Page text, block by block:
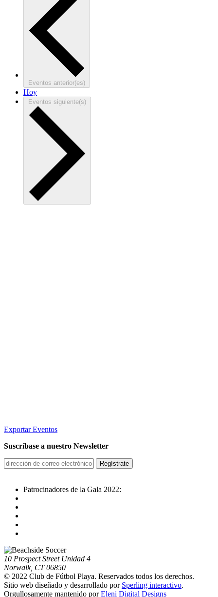
Eventos anterior(es)
Hoy
Eventos siguiente(s)
Exportar Eventos
Suscríbase a nuestro Newsletter
Patrocinadores de la Gala 2022:
10 Prospect Street Unidad 4
Norwalk, CT 06850
© 2022 Club de Fútbol Playa. Reservados todos los derechos.
Sitio web diseñado y desarrollado por Sperling interactivo.
Orgullosamente mantenido porEleni Digital Designs